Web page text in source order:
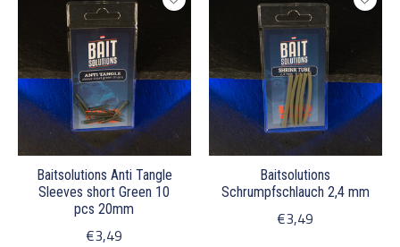
Baitsolutions Anti Tangle
Sleeves short Green 10
pcs 20mm
€3,49
Baitsolutions
Schrumpfschlauch 2,4 mm
€3,49